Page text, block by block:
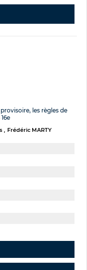
les règles de
Frédéric MARTY